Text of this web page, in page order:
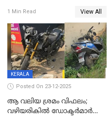
കണ്ടെത്താൻ ഇന്ന് കോർ
കമ്മിറ്റി കൂടിയില്ല';
അതൃപ്തിയുമായി ദീപ്തി മേരി
വർഗീസ്
1 Min Read View All
KERALA
Posted On 23-12-2025
ആ വലിയ ശ്രമം വിഫലം;
വഴിയരികില്‍ ‌ഡോക്ടര്‍മാര്‍